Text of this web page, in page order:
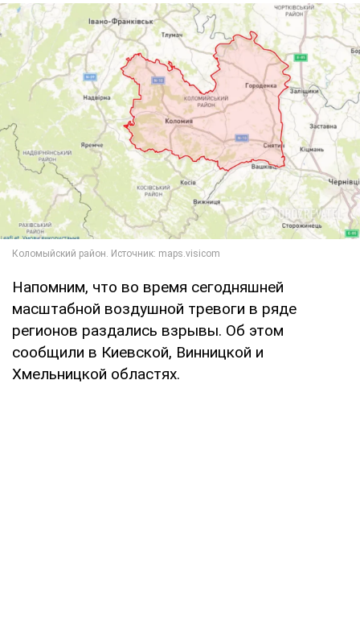
Напомним, что во время сегодняшней
масштабной воздушной тревоги в ряде
регионов раздались взрывы. Об этом
сообщили в Киевской, Винницкой и
Хмельницкой областях.